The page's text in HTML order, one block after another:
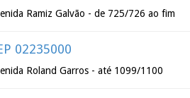
Ramiz Galvão - de 725/726 ao fim
02235000
Roland Garros - até 1099/1100